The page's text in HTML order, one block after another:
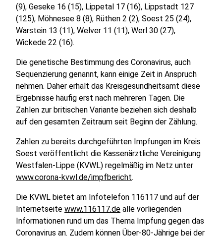
(9), Geseke 16 (15), Lippetal 17 (16), Lippstadt 127
(125), Möhnesee 8 (8), Rüthen 2 (2), Soest 25 (24),
Warstein 13 (11), Welver 11 (11), Werl 30 (27),
Wickede 22 (16).
Die genetische Bestimmung des Coronavirus, auch
Sequenzierung genannt, kann einige Zeit in Anspruch
nehmen. Daher erhält das Kreisgesundheitsamt diese
Ergebnisse häufig erst nach mehreren Tagen. Die
Zahlen zur britischen Variante beziehen sich deshalb
auf den gesamten Zeitraum seit Beginn der Zählung.
Zahlen zu bereits durchgeführten Impfungen im Kreis
Soest veröffentlicht die Kassenärztliche Vereinigung
Westfalen-Lippe (KVWL) regelmäßig im Netz unter
www.corona-kvwl.de/impfbericht.
Die KVWL bietet am Infotelefon 116117 und auf der
Internetseite www.116117.de alle vorliegenden
Informationen rund um das Thema Impfung gegen das
Coronavirus an. Zudem können Über-80-Jährige bei der